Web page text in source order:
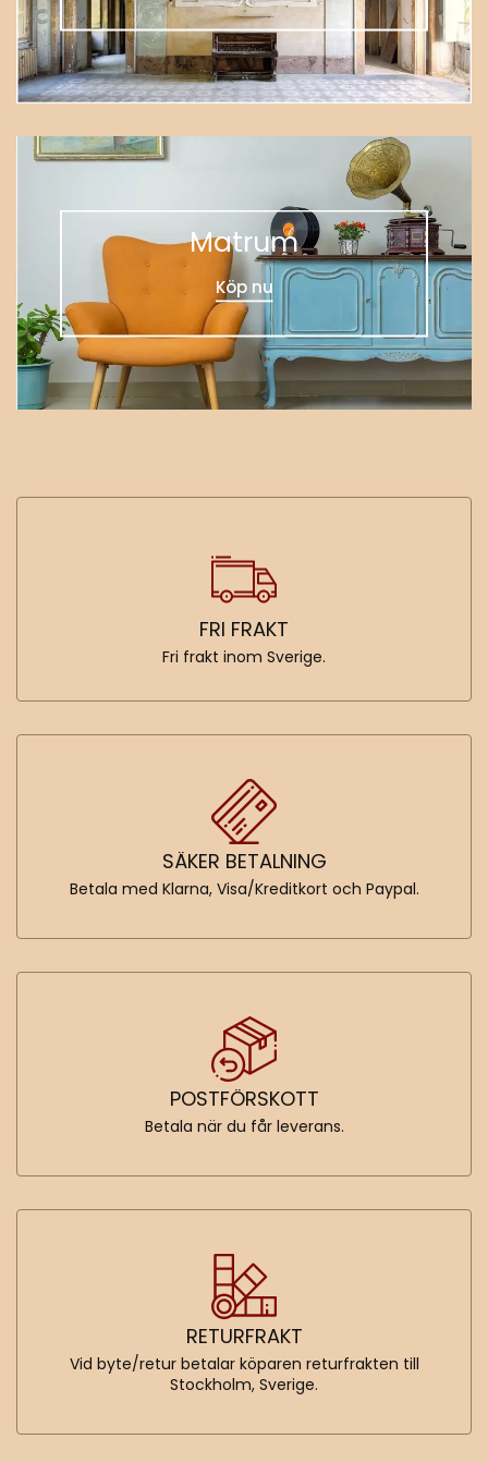
Matrum
Köp nu
FRI FRAKT
Fri frakt inom Sverige.
SÄKER BETALNING
Betala med Klarna, Visa/Kreditkort och Paypal.
POSTFÖRSKOTT
Betala när du får leverans.
RETURFRAKT
Vid byte/retur betalar köparen returfrakten till
Stockholm, Sverige.